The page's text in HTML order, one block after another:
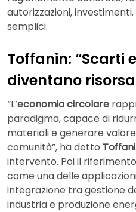
autorizzazioni,
semplici.
Toffanin: “Scarti
diventano
“L’economia circolare
paradigma, capace di
materiali e generare
comunità”, ha detto
intervento. Poi il
come una delle
integrazione tra gestione
industria e produzione